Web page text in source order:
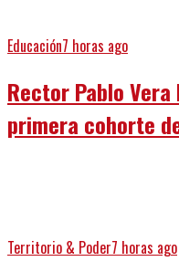
Educación7 horas ago
Rector Pablo
primera cohorte
Territorio & Poder7 horas ago